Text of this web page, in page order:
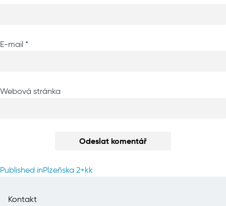
E-mail *
Webová stránka
Navigace
Published inPlzeňska 2+kk
Kontakt